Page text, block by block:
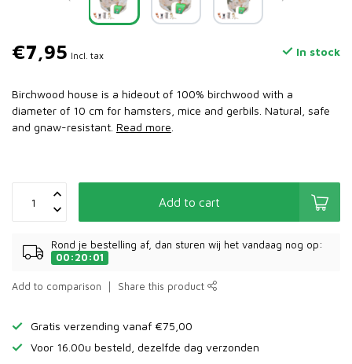
€7,95 Incl. tax In stock
Birchwood house is a hideout of 100% birchwood with a
diameter of 10 cm for hamsters, mice and gerbils. Natural, safe
and gnaw-resistant. Read more
Add to cart
Rond je bestelling af, dan sturen wij het vandaag nog op:
00:20:01
Add to comparison Share this product
Gratis verzending vanaf €75,00
Voor 16.00u besteld, dezelfde dag verzonden